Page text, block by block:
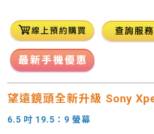
望遠鏡頭全新升級 Sony
6.5 吋 19.5：9 螢幕